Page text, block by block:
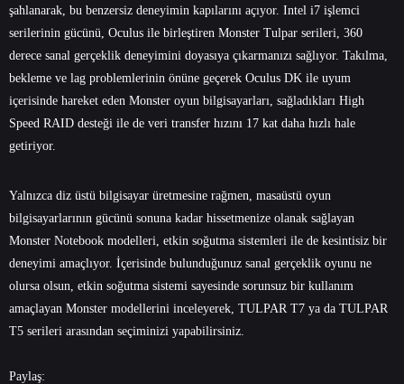
şahlanarak, bu benzersiz deneyimin kapılarını açıyor. Intel i7 işlemci
serilerinin gücünü, Oculus ile birleştiren Monster Tulpar serileri, 360
derece sanal gerçeklik deneyimini doyasıya çıkarmanızı sağlıyor. Takılma,
bekleme ve lag problemlerinin önüne geçerek Oculus DK ile uyum
içerisinde hareket eden Monster oyun bilgisayarları, sağladıkları High
Speed RAID desteği ile de veri transfer hızını 17 kat daha hızlı hale
getiriyor.
Yalnızca diz üstü bilgisayar üretmesine rağmen, masaüstü oyun
bilgisayarlarının gücünü sonuna kadar hissetmenize olanak sağlayan
Monster Notebook modelleri, etkin soğutma sistemleri ile de kesintisiz bir
deneyimi amaçlıyor. İçerisinde bulunduğunuz sanal gerçeklik oyunu ne
olursa olsun, etkin soğutma sistemi sayesinde sorunsuz bir kullanım
amaçlayan Monster modellerini inceleyerek, TULPAR T7 ya da TULPAR
T5 serileri arasından seçiminizi yapabilirsiniz.
Paylaş: